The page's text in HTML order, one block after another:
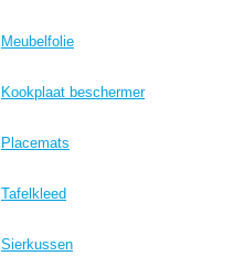
Meubelfolie
Kookplaat beschermer
Placemats
Tafelkleed
Sierkussen